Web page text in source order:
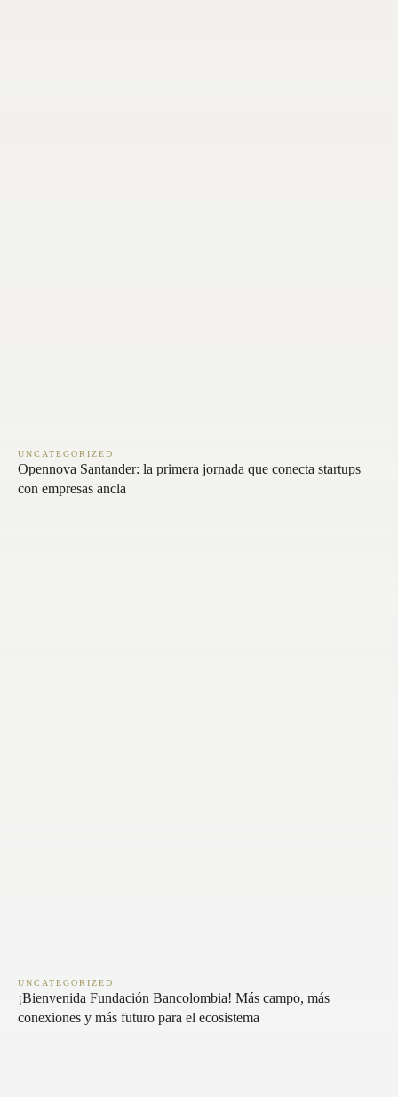
UNCATEGORIZED
Opennova Santander: la primera jornada que conecta startups
con empresas ancla
UNCATEGORIZED
¡Bienvenida Fundación Bancolombia! Más campo, más
conexiones y más futuro para el ecosistema